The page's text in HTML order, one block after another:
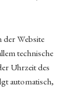
der Website
technische
Uhrzeit des
automatisch,